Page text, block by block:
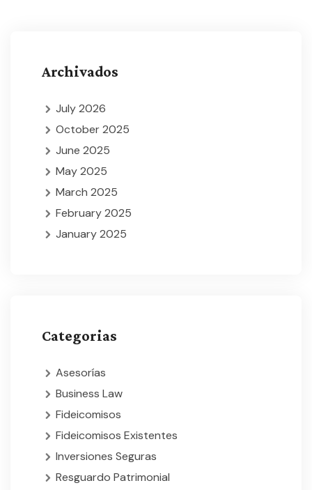
Archivados
July 2026
October 2025
June 2025
May 2025
March 2025
February 2025
January 2025
Categorias
Asesorías
Business Law
Fideicomisos
Fideicomisos Existentes
Inversiones Seguras
Resguardo Patrimonial